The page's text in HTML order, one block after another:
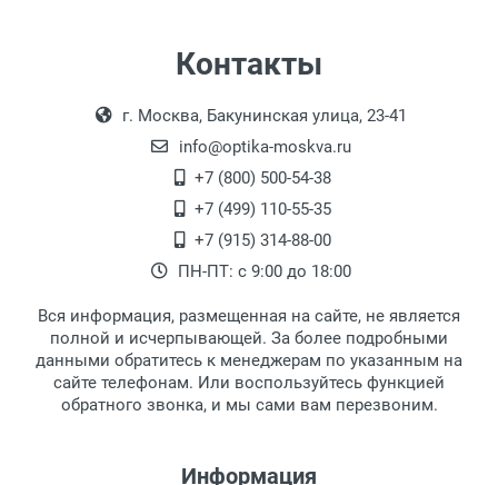
Самовывоз.
Оплата товара производится
наличными непосредственно на пункте
выдачи товара.
Перечисление средств на расчетный счет.
18:00, по субботам с 11:00 до 15:00, в
офисе по адресу: г. Москва,
Переведеновский переулок 17, корпус 1,
второй этаж, тел. +7 (499) 110-55-35.
После того, как заказ поступает в пункт
выдачи, наш менеджер связывается с
клиентом и оповещает о поступлении
Для получения товара при себе
обязательно иметь паспорт.
Заказ необходимо забрать в течение 3
рабочих дней с момента поступления на
дополнительных расходов за хранение
Контакты
г. Москва, Бакунинская улица, 23-41
info@optika-moskva.ru
+7 (800) 500-54-38
+7 (499) 110-55-35
+7 (915) 314-88-00
ПН-ПТ: с 9:00 до 18:00
Вся информация, размещенная на сайте, не является
полной и исчерпывающей. За более подробными
данными обратитесь к менеджерам по указанным на
сайте телефонам. Или воспользуйтесь функцией
обратного звонка, и мы сами вам перезвоним.
Информация